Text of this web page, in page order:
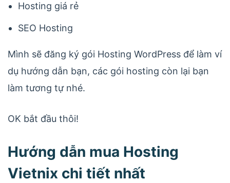
Hosting giá rẻ
SEO Hosting
Mình sẽ đăng ký gói Hosting WordPress để làm ví
dụ hướng dẫn bạn, các gói hosting còn lại bạn
làm tương tự nhé.
OK bắt đầu thôi!
Hướng dẫn mua Hosting
Vietnix chi tiết nhất